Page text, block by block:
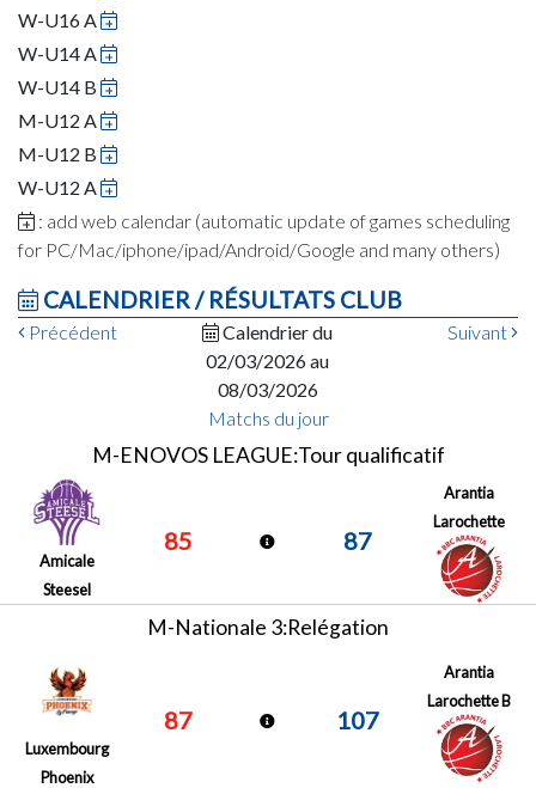
W-U16 A
W-U14 A
W-U14 B
M-U12 A
M-U12 B
W-U12 A
: add web calendar (automatic update of games scheduling
for PC/Mac/iphone/ipad/Android/Google and many others)
CALENDRIER / RÉSULTATS CLUB
Précédent
Calendrier du
02/03/2026 au
08/03/2026
Suivant
Matchs du jour
M-ENOVOS LEAGUE:Tour qualificatif
Amicale
Steesel
85 87
Arantia
Larochette
M-Nationale 3:Relégation
Luxembourg
Phoenix
87 107
Arantia
Larochette B